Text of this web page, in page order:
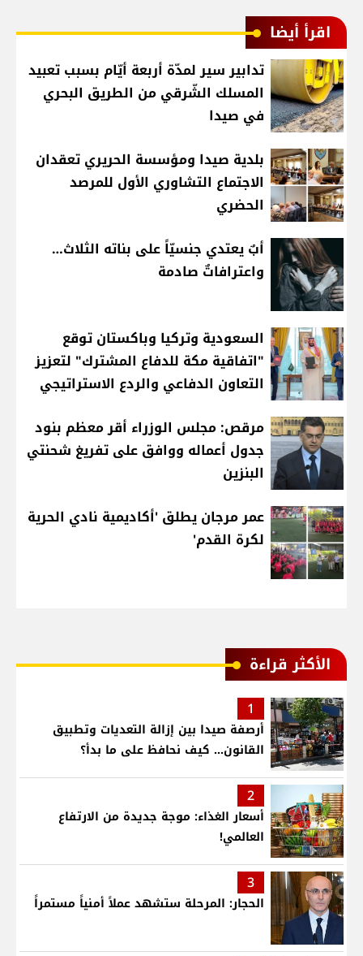
اقرأ أيضا
تدابير سير لمدّة أربعة أيّام بسبب تعبيد
المسلك الشّرقي من الطريق البحري
في صيدا
بلدية صيدا ومؤسسة الحريري تعقدان
الاجتماع التشاوري الأول للمرصد
الحضري
أبٌ يعتدي جنسيّاً على بناته الثلاث…
واعترافاتٌ صادمة
السعودية وتركيا وباكستان توقع
"اتفاقية مكة للدفاع المشترك" لتعزيز
التعاون الدفاعي والردع الاستراتيجي
مرقص: مجلس الوزراء أقر معظم بنود
جدول أعماله ووافق على تفريغ شحنتي
البنزين
عمر مرجان يطلق 'أكاديمية نادي الحرية
لكرة القدم'
الأكثر قراءة
1
أرصفة صيدا بين إزالة التعديات وتطبيق
القانون... كيف نحافظ على ما بدأ؟
2
أسعار الغذاء: موجة جديدة من الارتفاع
العالمي!
3
الحجار: المرحلة ستشهد عملاً أمنياً مستمراً